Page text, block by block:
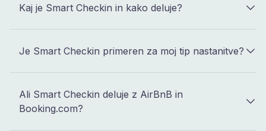
Kaj je Smart Checkin in kako deluje?
Je Smart Checkin primeren za moj tip nastanitve?
Ali Smart Checkin deluje z AirBnB in
Booking.com?